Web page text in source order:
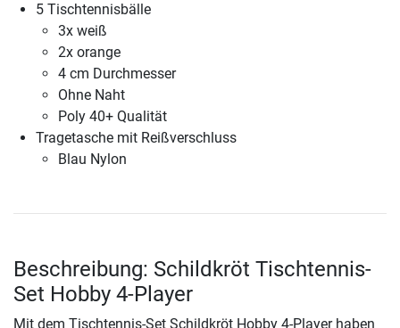
5 Tischtennisbälle
3x weiß
2x orange
4 cm Durchmesser
Ohne Naht
Poly 40+ Qualität
Tragetasche mit Reißverschluss
Blau Nylon
Beschreibung: Schildkröt Tischtennis-
Set Hobby 4-Player
Mit dem Tischtennis-Set Schildkröt Hobby 4-Player haben